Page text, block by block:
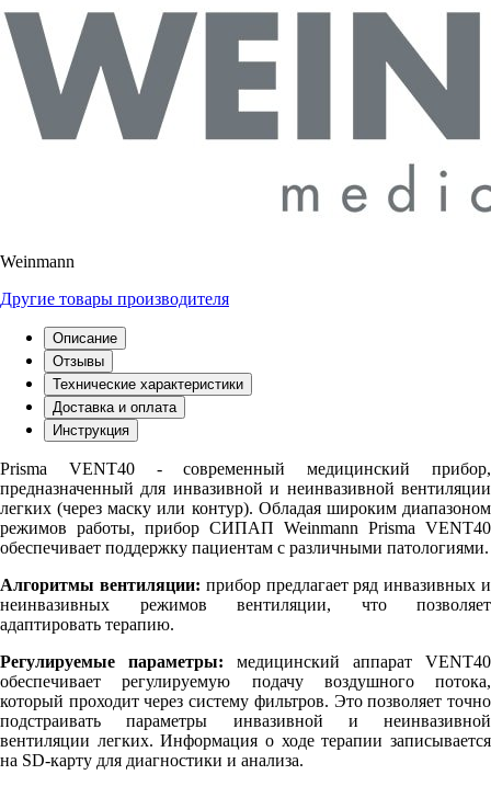
Weinmann
Другие товары производителя
Описание
Отзывы
Технические характеристики
Доставка и оплата
Инструкция
Prisma VENT40 - современный медицинский прибор,
предназначенный для инвазивной и неинвазивной вентиляции
легких (через маску или контур). Обладая широким диапазоном
режимов работы, прибор СИПАП Weinmann Prisma VENT40
обеспечивает поддержку пациентам с различными патологиями.
Алгоритмы вентиляции: прибор предлагает ряд инвазивных и
неинвазивных режимов вентиляции, что позволяет
адаптировать терапию.
Регулируемые параметры: медицинский аппарат VENT40
обеспечивает регулируемую подачу воздушного потока,
который проходит через систему фильтров. Это позволяет точно
подстраивать параметры инвазивной и неинвазивной
вентиляции легких. Информация о ходе терапии записывается
на SD-карту для диагностики и анализа.